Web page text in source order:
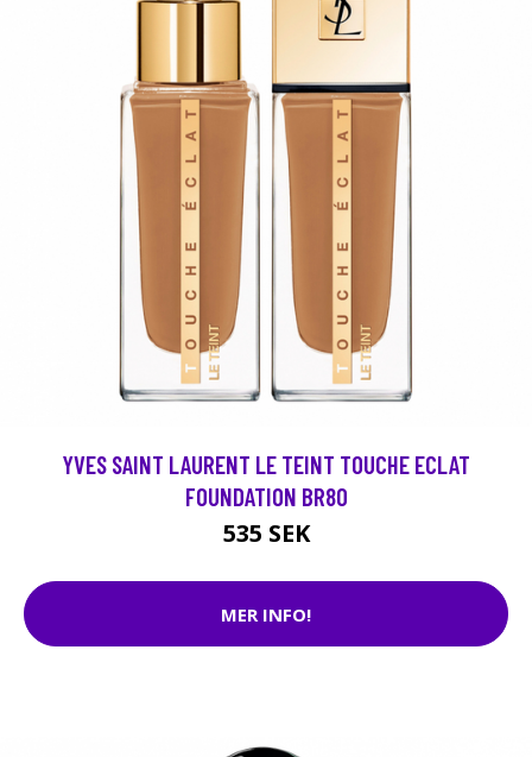
YVES SAINT LAURENT LE TEINT TOUCHE ECLAT
FOUNDATION BR80
535 SEK
MER INFO!